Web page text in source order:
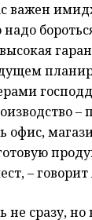
важен
–
офис,
–
не сразу,